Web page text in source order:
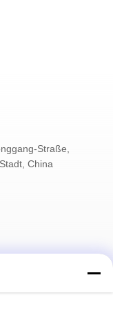
Straße,
China